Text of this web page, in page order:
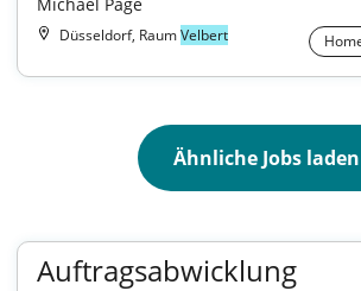
Düsseldorf, RaumVelbert
Ähnliche Jobs laden
Auftragsabwicklung